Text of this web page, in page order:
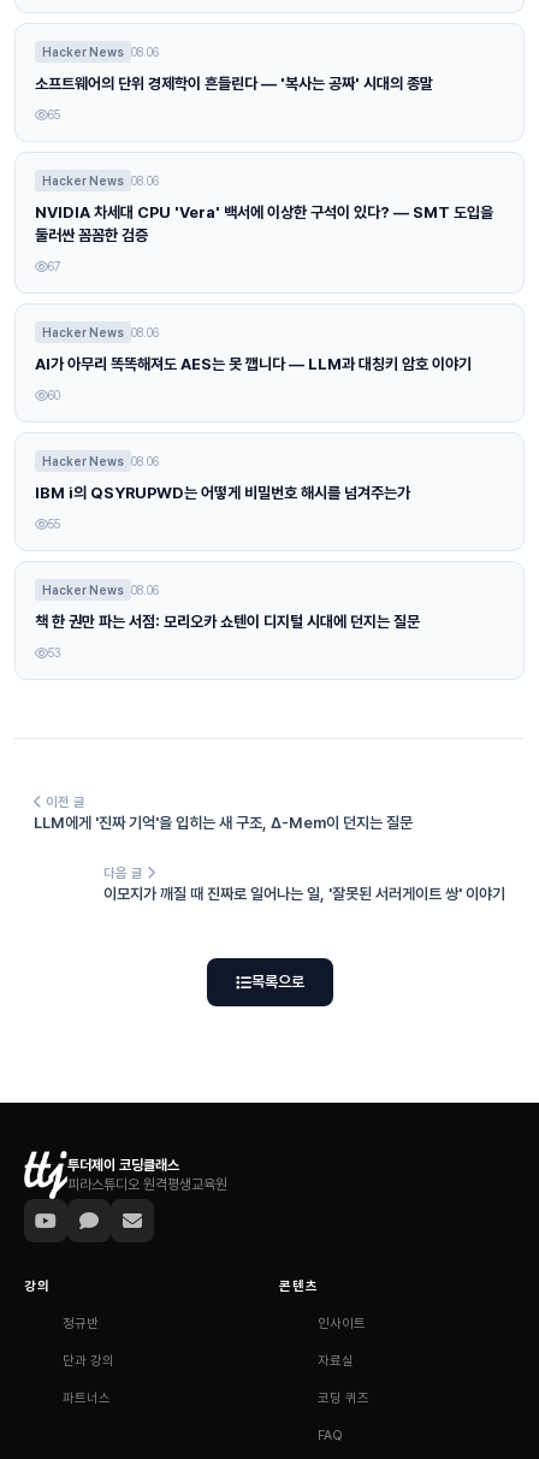
Hacker News 08.06
소프트웨어의 단위 경제학이 흔들린다 — '복사는 공짜' 시대의 종말
65
Hacker News 08.06
NVIDIA 차세대 CPU 'Vera' 백서에 이상한 구석이 있다? — SMT 도입을
둘러싼 꼼꼼한 검증
67
Hacker News 08.06
AI가 아무리 똑똑해져도 AES는 못 깹니다 — LLM과 대칭키 암호 이야기
60
Hacker News 08.06
IBM i의 QSYRUPWD는 어떻게 비밀번호 해시를 넘겨주는가
55
Hacker News 08.06
책 한 권만 파는 서점: 모리오카 쇼텐이 디지털 시대에 던지는 질문
53
이전 글
LLM에게 '진짜 기억'을 입히는 새 구조, Δ-Mem이 던지는 질문
다음 글
이모지가 깨질 때 진짜로 일어나는 일, '잘못된 서러게이트 쌍' 이야기
목록으로
투더제이 코딩클래스
피라스튜디오 원격평생교육원
강의
정규반
단과 강의
파트너스
콘텐츠
인사이트
자료실
코딩 퀴즈
FAQ